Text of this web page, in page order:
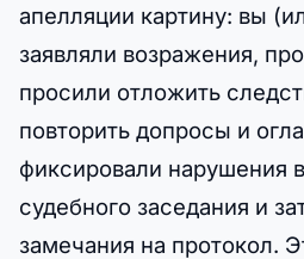
апелляции картину: вы
заявляли возражения,
просили отложить
повторить допросы и
фиксировали нарушения
судебного заседания и
замечания на протокол.